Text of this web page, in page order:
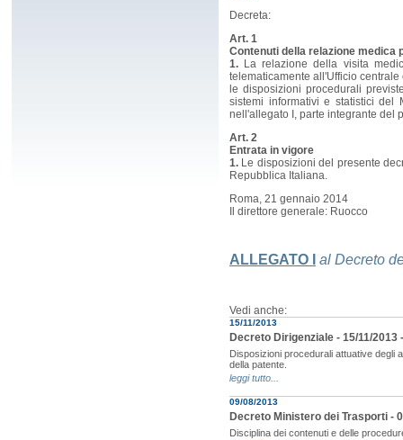
Decreta:
Art. 1
Contenuti della relazione medica
1. La relazione della visita
telematicamente all'Ufficio
le disposizioni procedurali
sistemi informativi e statistici del
nell'allegato I, parte integrante del
Art. 2
Entrata in vigore
1. Le disposizioni del presente
Repubblica Italiana.
Roma, 21 gennaio 2014
Il direttore generale: Ruocco
ALLEGATO I al Decreto
Vedi anche:
15/11/2013
Decreto Dirigenziale - 15/11/
Disposizioni procedurali attuative degli
della patente.
leggi tutto...
09/08/2013
Decreto Ministero dei Trasporti -
Disciplina dei contenuti e delle